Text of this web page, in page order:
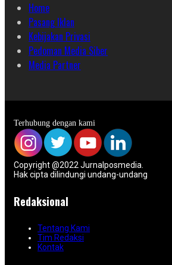
Home
Pasang Iklan
Kebijakan Privasi
Pedoman Media Siber
Media Partner
Terhubung dengan kami
Copyright @2022 Jurnalposmedia.
Hak cipta dilindungi undang-undang
Redaksional
Tentang Kami
Tim Redaksi
Kontak